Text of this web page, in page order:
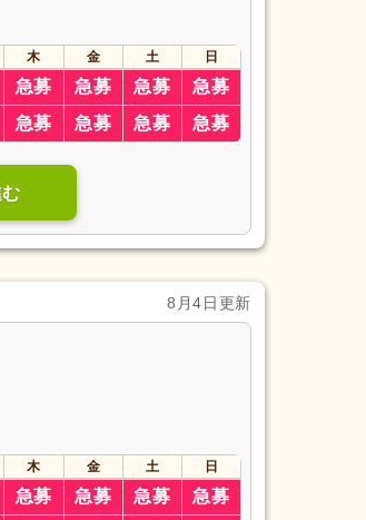
木 金 土 日
急募 急募 急募 急募
急募 急募 急募 急募
8月4日更新
木 金 土 日
急募 急募 急募 急募